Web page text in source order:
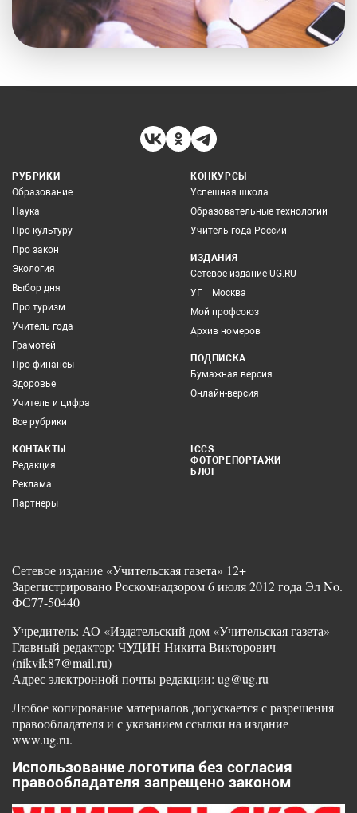
РУБРИКИ
Образование
Наука
Про культуру
Про закон
Экология
Выбор дня
Про туризм
Учитель года
Грамотей
Про финансы
Здоровье
Учитель и цифра
Все рубрики
КОНКУРСЫ
Успешная школа
Образовательные технологии
Учитель года России
ИЗДАНИЯ
Сетевое издание UG.RU
УГ – Москва
Мой профсоюз
Архив номеров
ПОДПИСКА
Бумажная версия
Онлайн-версия
КОНТАКТЫ
Редакция
Реклама
Партнеры
ICCS
ФОТОРЕПОРТАЖИ
БЛОГ
Сетевое издание «Учительская газета» 12+
Зарегистрировано Роскомнадзором 6 июля 2012 года Эл No.
ФС77-50440
Учредитель: АО «Издательский дом «Учительская газета»
Главный редактор: ЧУДИН Никита Викторович
(nikvik87@mail.ru)
Адрес электронной почты редакции: ug@ug.ru
Любое копирование материалов допускается с разрешения
правообладателя и с указанием ссылки на издание
www.ug.ru.
Использование логотипа без согласия
правообладателя запрещено законом